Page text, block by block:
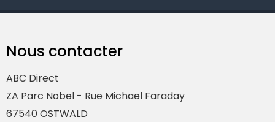
Nous contacter
ABC Direct
ZA Parc Nobel - Rue Michael Faraday
67540 OSTWALD